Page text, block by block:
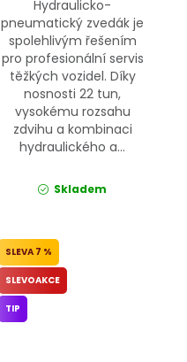
Hydraulicko-
pneumatický zvedák je
spolehlivým řešením
pro profesionální servis
těžkých vozidel. Díky
nosnosti 22 tun,
vysokému rozsahu
zdvihu a kombinaci
hydraulického a...
Skladem
7 %
SLEVOAKCE
TIP